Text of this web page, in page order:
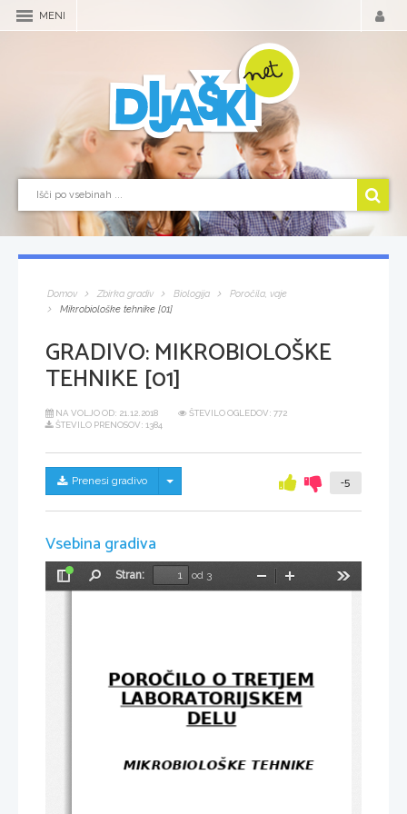
MENI
Domov Zbirka gradiv Biologija
Poročila, vaje
Mikrobiološke tehnike [01]
GRADIVO:MIKROBIOLOŠKE
TEHNIKE [01]
NA VOLJO OD: 21.12.2018
ŠTEVILO OGLEDOV: 772
ŠTEVILO PRENOSOV: 1384
Prenesi gradivo Skrij/prikaži meni -5
Vsebina gradiva
Preklopi
Stran:
od 3
Pomanjšaj
POROČILO O TRETJEM
LABORATORIJSKEM
DELU
MIKROBIOLOŠKE TEHNIKE